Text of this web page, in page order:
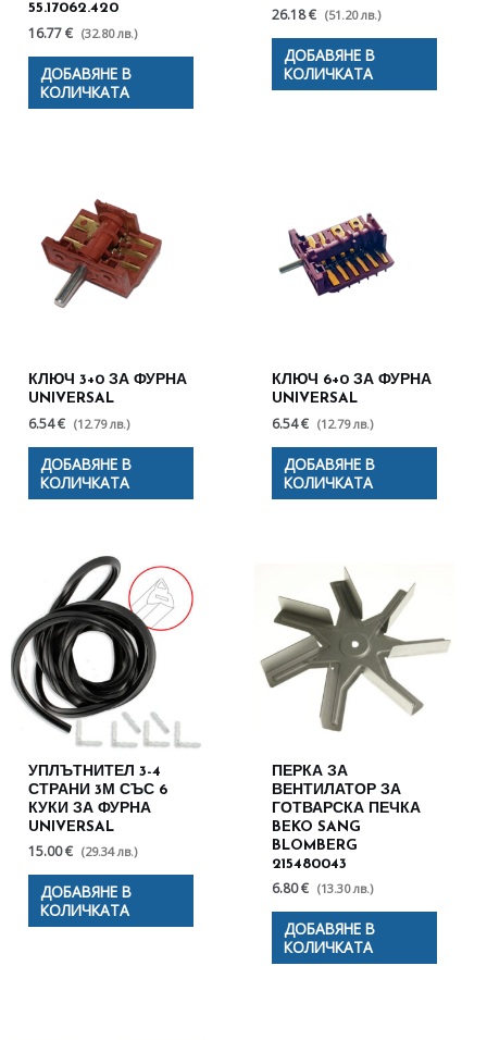
55.17062.420
16.77 € (32.80 лв.)
ДОБАВЯНЕ В
КОЛИЧКАТА
26.18 € (51.20 лв.)
ДОБАВЯНЕ В
КОЛИЧКАТА
КЛЮЧ 3+0 ЗА ФУРНА
UNIVERSAL
6.54 € (12.79 лв.)
ДОБАВЯНЕ В
КОЛИЧКАТА
КЛЮЧ 6+0 ЗА ФУРНА
UNIVERSAL
6.54 € (12.79 лв.)
ДОБАВЯНЕ В
КОЛИЧКАТА
УПЛЪТНИТЕЛ 3-4
СТРАНИ 3М СЪС 6
КУКИ ЗА ФУРНА
UNIVERSAL
15.00 € (29.34 лв.)
ДОБАВЯНЕ В
КОЛИЧКАТА
ПЕРКА ЗА
ВЕНТИЛАТОР ЗА
ГОТВАРСКА ПЕЧКА
BEKO SANG
BLOMBERG
215480043
6.80 € (13.30 лв.)
ДОБАВЯНЕ В
КОЛИЧКАТА